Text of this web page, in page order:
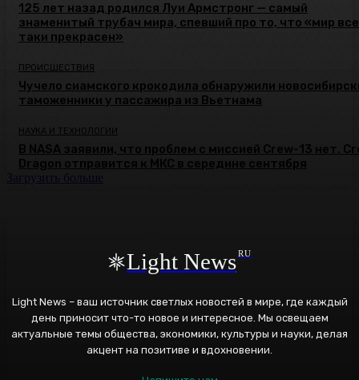
125 лет назад родился Луи Армстронг — самый
знаменитый трубач мира, спевший про то, что «мир
таки прекрасен»
ПРОИСШЕСТВИЯ
Чучело сиамского крокодила обнаружили
таможенники у пассажира из Вьетнама
НАУКА И ТЕХНОЛОГИИ
В NASA заявили, что проблем с миссией Crew-13 нет.
Dragon отправится к МКС в середине сентября
Загрузить больше
Light NewsRU
Light News – ваш источник светлых новостей в мире, где каждый
день приносит что-то новое и интересное. Мы освещаем
актуальные темы общества, экономики, культуры и науки, делая
акцент на позитиве и вдохновении.